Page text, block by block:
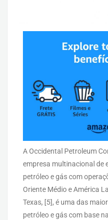
A Occidental Petroleum
empresa multinacional de
petróleo e gás com
Oriente Médio e América
Texas, [5], é uma das
petróleo e gás com base